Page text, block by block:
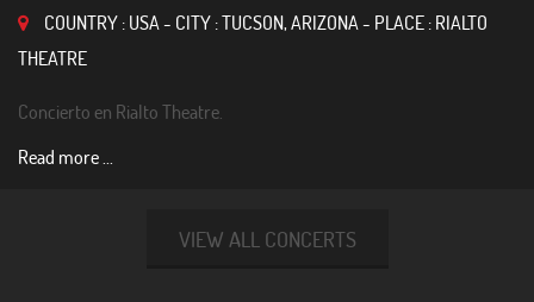
COUNTRY : USA - CITY : TUCSON, ARIZONA - PLACE : RIALTO
THEATRE
Concierto en Rialto Theatre.
Read more ...
VIEW ALL CONCERTS